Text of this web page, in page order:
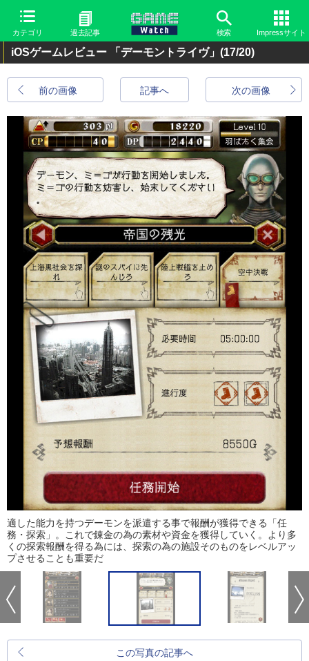
カテゴリ 過去記事 検索 Impressサイト
iOSゲームレビュー 「デーモントライヴ」 (17/20)
前の画像 次の画像
記事へ
適した能力を持つデーモンを派遣する事で報酬が獲得できる「任
務・探索」。これで錬金の為の素材や資金を獲得していく。より多
くの探索報酬を得る為には、探索の為の施設そのものをレベルアッ
プさせることも重要だ
この写真の記事へ